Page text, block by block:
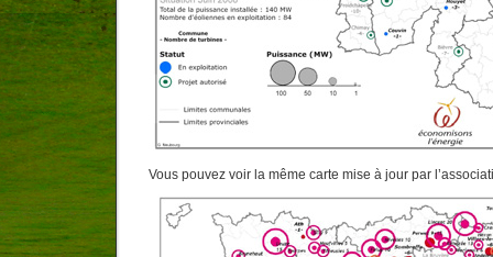
Vous pouvez voir la même carte mise à jour par